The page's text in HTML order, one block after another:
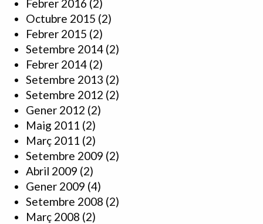
Febrer 2016 (2)
Octubre 2015 (2)
Febrer 2015 (2)
Setembre 2014 (2)
Febrer 2014 (2)
Setembre 2013 (2)
Setembre 2012 (2)
Gener 2012 (2)
Maig 2011 (2)
Març 2011 (2)
Setembre 2009 (2)
Abril 2009 (2)
Gener 2009 (4)
Setembre 2008 (2)
Març 2008 (2)